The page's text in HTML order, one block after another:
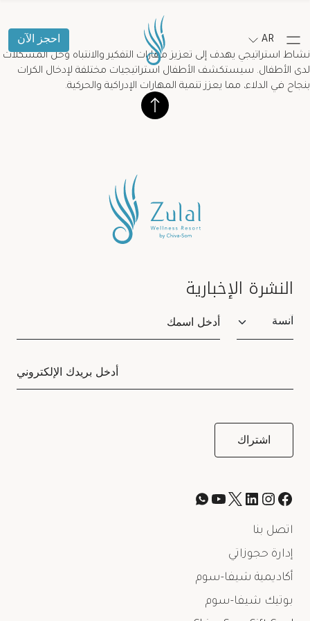
AR احجز الآن
نشاط استراتيجي يهدف إلى تعزيز مهارات التفكير والانتباه وحل المشكلات
لدى الأطفال. سيستكشف الأطفال استراتيجيات مختلفة لإدخال الكرات
بنجاح في الدلاء، مما يعزز تنمية المهارات الإدراكية والحركية.
اتصل بنا
إدارة حجوزاتي
النشرة الإخبارية
Salutation